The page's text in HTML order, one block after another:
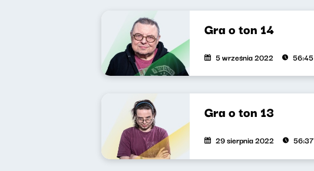
Gra o ton 14
5 września 2022 56:45
Gra o ton 13
29 sierpnia 2022 56:37